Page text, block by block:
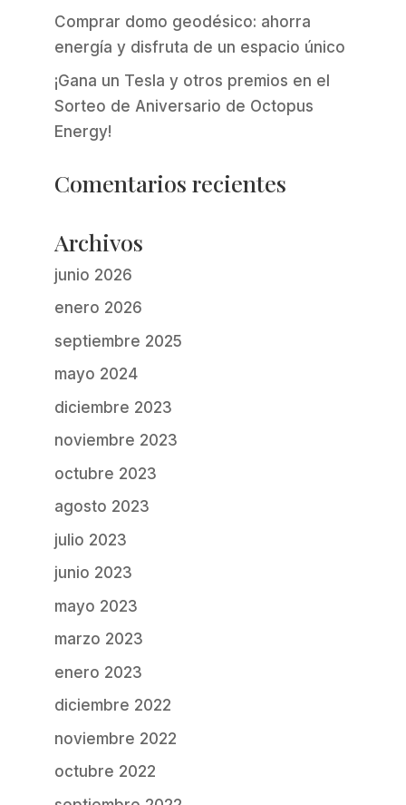
Comprar domo geodésico: ahorra
energía y disfruta de un espacio único
¡Gana un Tesla y otros premios en el
Sorteo de Aniversario de Octopus
Energy!
Comentarios recientes
Archivos
junio 2026
enero 2026
septiembre 2025
mayo 2024
diciembre 2023
noviembre 2023
octubre 2023
agosto 2023
julio 2023
junio 2023
mayo 2023
marzo 2023
enero 2023
diciembre 2022
noviembre 2022
octubre 2022